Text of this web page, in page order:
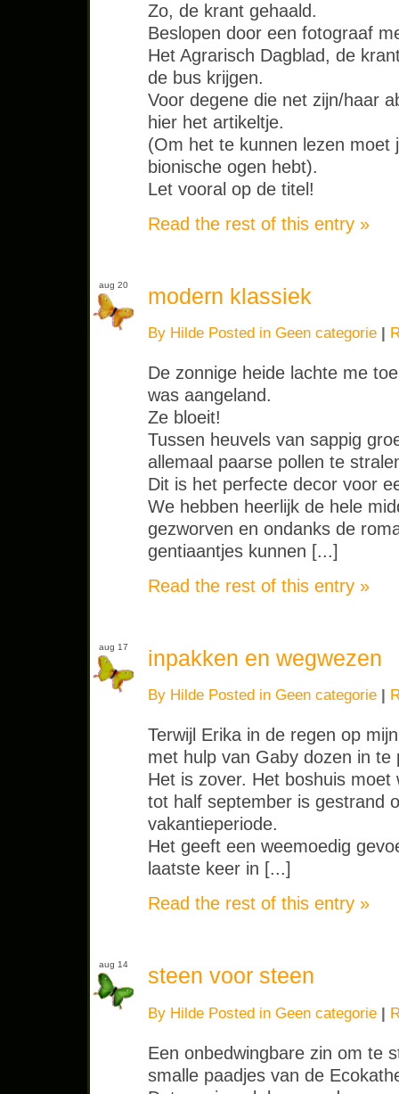
Zo, de krant gehaald.
Beslopen door een fotograaf
Het Agrarisch Dagblad, de
de bus krijgen.
Voor degene die net zijn/haar
hier het artikeltje.
(Om het te kunnen lezen moet
bionische ogen hebt).
Let vooral op de titel!
Read the rest of this entry »
aug 20 modern klassiek
By Hilde Posted in Geen categorie |
De zonnige heide lachte me
was aangeland.
Ze bloeit!
Tussen heuvels van sappig
allemaal paarse pollen te
Dit is het perfecte decor voor
We hebben heerlijk de hele
gezworven en ondanks de
gentiaantjes kunnen [...]
Read the rest of this entry »
aug 17 inpakken en wegwezen
By Hilde Posted in Geen categorie
Terwijl Erika in de regen op
met hulp van Gaby dozen in
Het is zover. Het boshuis
tot half september is gestrand
vakantieperiode.
Het geeft een weemoedig
laatste keer in [...]
Read the rest of this entry »
aug 14 steen voor steen
By Hilde Posted in Geen categorie |
Een onbedwingbare zin om te
smalle paadjes van de